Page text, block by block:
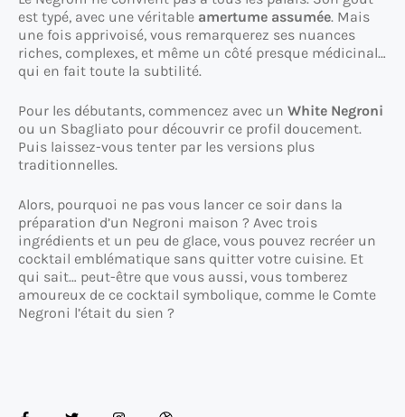
est typé, avec une véritable amertume assumée. Mais
une fois apprivoisé, vous remarquerez ses nuances
riches, complexes, et même un côté presque médicinal…
qui en fait toute la subtilité.
Pour les débutants, commencez avec un White Negroni
ou un Sbagliato pour découvrir ce profil doucement.
Puis laissez-vous tenter par les versions plus
traditionnelles.
Alors, pourquoi ne pas vous lancer ce soir dans la
préparation d’un Negroni maison ? Avec trois
ingrédients et un peu de glace, vous pouvez recréer un
cocktail emblématique sans quitter votre cuisine. Et
qui sait… peut-être que vous aussi, vous tomberez
amoureux de ce cocktail symbolique, comme le Comte
Negroni l’était du sien ?